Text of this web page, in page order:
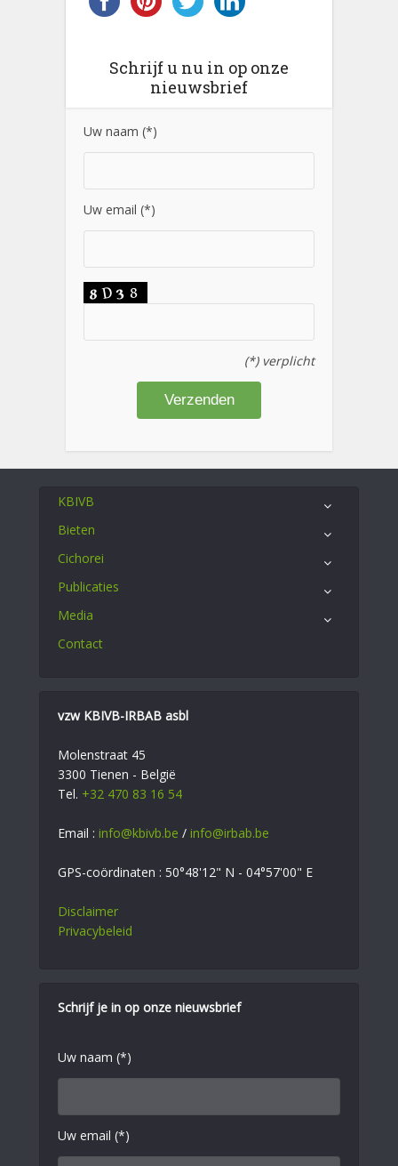
Schrijf u nu in op onze
nieuwsbrief
Uw naam (*)
Uw email (*)
(*) verplicht
KBIVB
Bieten
Cichorei
Publicaties
Media
Contact
vzw KBIVB-IRBAB asbl
Molenstraat 45
3300 Tienen - België
Tel. +32 470 83 16 54
Email : info@kbivb.be / info@irbab.be
GPS-coördinaten : 50°48'12" N - 04°57'00" E
Disclaimer
Privacybeleid
Schrijf je in op onze nieuwsbrief
Uw naam (*)
Uw email (*)